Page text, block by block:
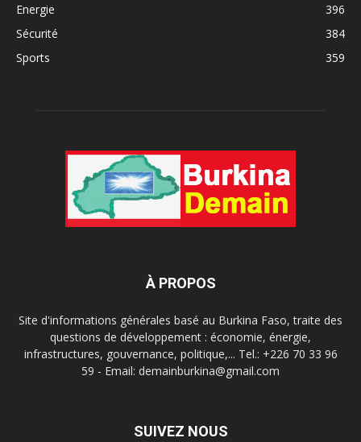
Energie
396
Sécurité
384
Sports
359
À PROPOS
Site d'informations générales basé au Burkina Faso, traite des
questions de développement : économie, énergie,
infrastructures, gouvernance, politique,... Tel.: +226 70 33 96
59 - Email: demainburkina@gmail.com
SUIVEZ NOUS